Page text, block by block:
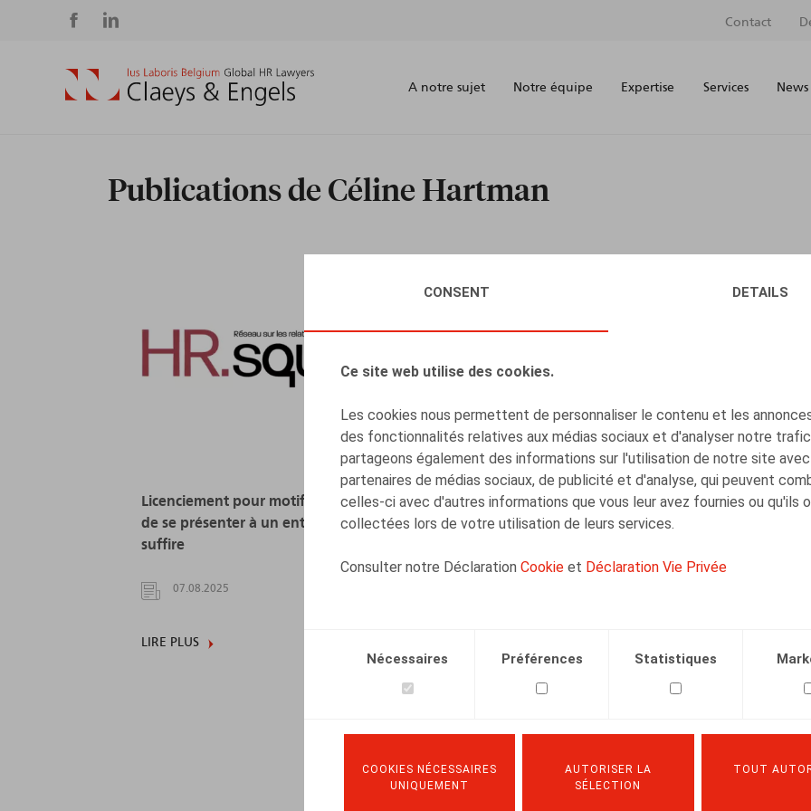
CONSENT DETAILS
Ce site web utilise des cookies.
Les cookies nous permettent de personnaliser le contenu et les
des fonctionnalités relatives aux médias sociaux et d'analyser notre
partageons également des informations sur l'utilisation de notre site
partenaires de médias sociaux, de publicité et d'analyse, qui peuvent
celles-ci avec d'autres informations que vous leur avez fournies ou qu'ils
collectées lors de votre utilisation de leurs services.
Consulter notre Déclaration Cookie et Déclaration Vie Privée
Nécessaires Préférences Statistiques
COOKIES NÉCESSAIRES
UNIQUEMENT
AUTORISER LA
SÉLECTION
TOUT
Social
media
Contact
A notre sujet Notre équipe Expertise Services
Publications de Céline Hartman
Licenciement pour motif grave : refuser
de se présenter à un entretien RH peut
suffire
07.08.2025
LIRE PLUS